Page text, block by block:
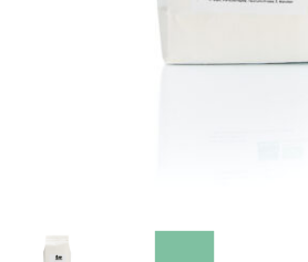
Nüsse / Samen / Kerne